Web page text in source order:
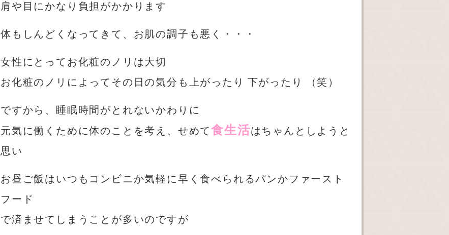
肩や目にかなり負担がかかります
体もしんどくなってきて、お肌の調子も悪く・・・
女性にとってお化粧のノリは大切
お化粧のノリによってその日の気分も上がったり 下がったり （笑）
ですから、睡眠時間がとれないかわりに
元気に働くために体のことを考え、せめて食生活はちゃんとしようと
思い
お昼ご飯はいつもコンビニか気軽に早く食べられるパンかファースト
フード
で済ませてしまうことが多いのですが